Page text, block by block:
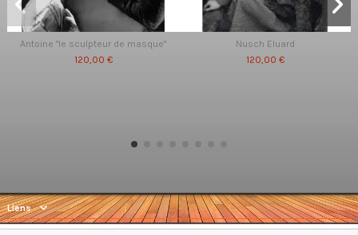
Antoine "le sculpteur de masque"
120,00 €
Nusch Eluard
120,00 €
Liens